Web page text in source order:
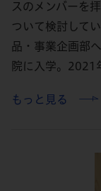
スのメンバーを
ついて検討して
品・事業企画部
院に入学。2021
もっと見る